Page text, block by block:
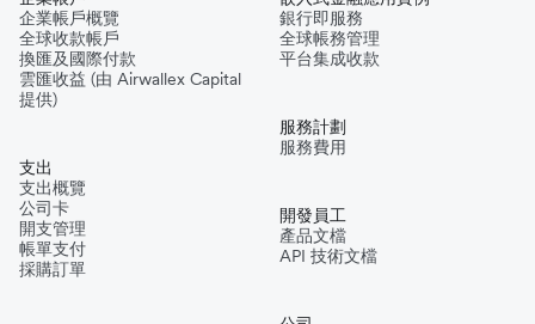
企業帳戶概覽
全球收款帳戶
換匯及國際付款
雲匯收益 (由 Airwallex Capital
提供)
支出
支出概覽
公司卡
開支管理
帳單支付
採購訂單
銀行即服務
全球帳務管理
平台集成收款
服務計劃
服務費用
開發員工
產品文檔
API 技術文檔